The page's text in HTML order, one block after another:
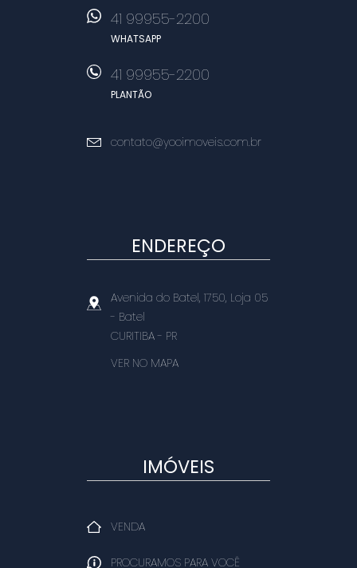
41 99955-2200
WHATSAPP
41 99955-2200
PLANTÃO
contato@yooimoveis.com.br
ENDEREÇO
Avenida do Batel, 1750, Loja 05
- Batel
CURITIBA- PR
VER NO MAPA
IMÓVEIS
VENDA
PROCURAMOS PARA VOCÊ